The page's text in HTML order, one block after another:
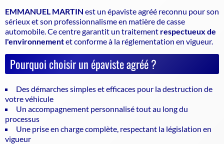
EMMANUEL MARTIN est un épaviste agréé reconnu pour son
sérieux et son professionnalisme en matière de casse
automobile. Ce centre garantit un traitement respectueux de
l'environnementet conforme à la réglementation en vigueur.
Pourquoi choisir un épaviste agréé ?
Des démarches simples et efficaces pour la destruction de
votre véhicule
Un accompagnement personnalisé tout au long du
processus
Une prise en charge complète, respectant la législation en
vigueur